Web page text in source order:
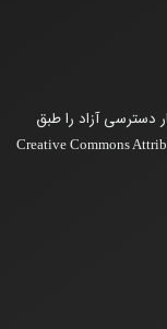
دسترسی آزاد را طبق
Creative Commons